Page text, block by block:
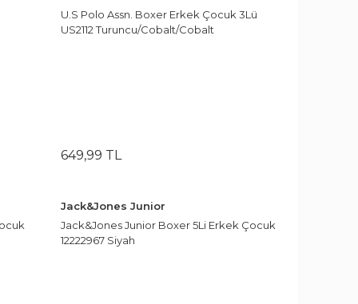
U.S Polo Assn. Boxer Erkek Çocuk 3Lü
US2112 Turuncu/Cobalt/Cobalt
649,99 TL
Jack&Jones Junior
Jack&Jones Junior Boxer 5Li Erkek Çocuk
12222967 Siyah